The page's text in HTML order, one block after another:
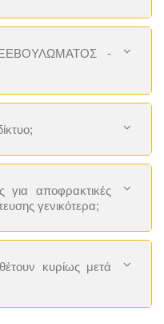
-
για αποφρακτικές
γενικότερα;
κυρίως μετά